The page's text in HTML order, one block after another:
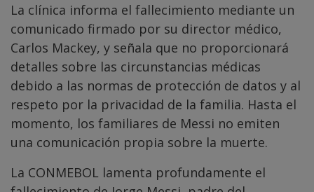
La clínica informa el fallecimiento mediante un
comunicado firmado por su director médico,
Carlos Mackey, y señala que no proporcionará
detalles sobre las circunstancias médicas
debido a las normas de protección de datos y al
respeto por la privacidad de la familia. Hasta el
momento, los familiares de Messi no emiten
una comunicación propia sobre la muerte.
La CONMEBOL lamenta profundamente el